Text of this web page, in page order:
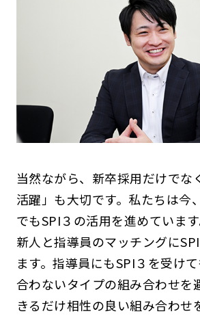
当然ながら、新卒採用だけでな
活躍」も大切です。私たちは今
でもSPI３の活用を進めています
新人と指導員のマッチングに
ます。指導員にもSPI３を受け
合わないタイプの組み合わせを
きるだけ相性の良い組み合わせ